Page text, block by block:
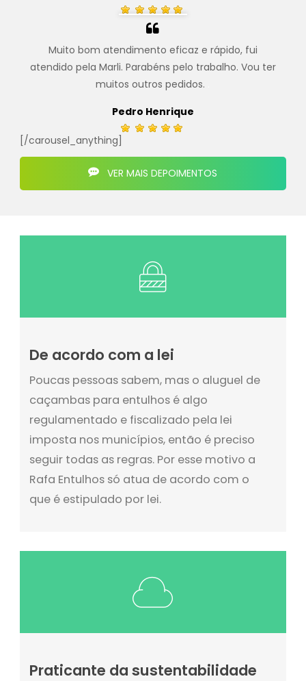
Muito bom atendimento eficaz e rápido, fui
atendido pela Marli. Parabéns pelo trabalho. Vou ter
muitos outros pedidos.
Pedro Henrique
[/carousel_anything]
VER MAIS DEPOIMENTOS
De acordo com a lei
Poucas pessoas sabem, mas o aluguel de
caçambas para entulhos é algo
regulamentado e fiscalizado pela lei
imposta nos municípios, então é preciso
seguir todas as regras. Por esse motivo a
Rafa Entulhos só atua de acordo com o
que é estipulado por lei.
Praticante da sustentabilidade